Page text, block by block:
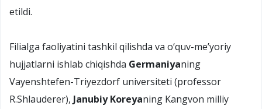
etildi.
Filialga faoliyatini tashkil qilishda va o‘quv-me’yoriy
hujjatlarni ishlab chiqishda Germaniyaning
Vayenshtefen-Triyezdorf universiteti (professor
R.Shlauderer), Janubiy Koreyaning Kangvon milliy